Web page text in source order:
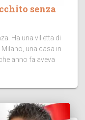
senza
Ha una villetta di
una casa in
anno fa aveva